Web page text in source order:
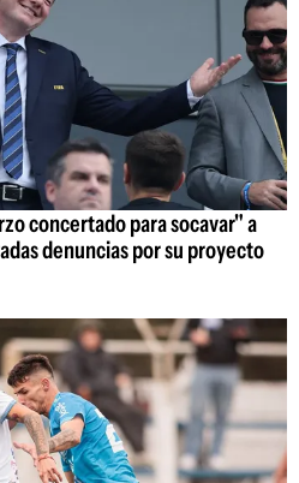
concertado para socavar" a
denuncias por su proyecto